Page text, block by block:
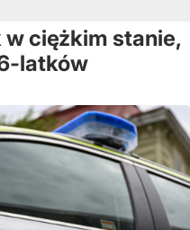
ciężkim stanie,
latków